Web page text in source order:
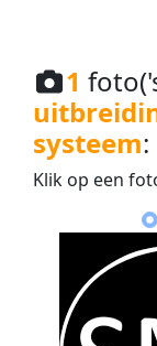
1
systeem:
Klik op een